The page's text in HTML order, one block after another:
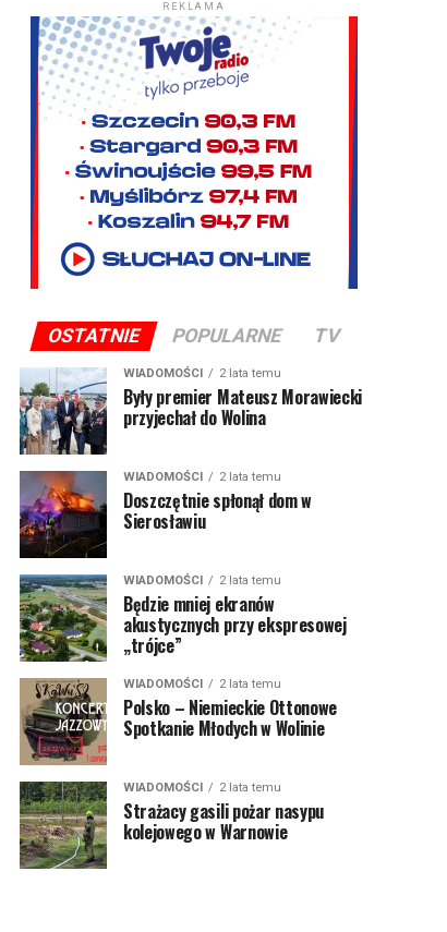
REKLAMA
OSTATNIE POPULARNE TV
WIADOMOŚCI 2 lata temu
Były premier Mateusz Morawiecki
przyjechał do Wolina
WIADOMOŚCI 2 lata temu
Doszczętnie spłonął dom w
Sierosławiu
WIADOMOŚCI 2 lata temu
Będzie mniej ekranów
akustycznych przy ekspresowej
„trójce”
WIADOMOŚCI 2 lata temu
Polsko – Niemieckie Ottonowe
Spotkanie Młodych w Wolinie
WIADOMOŚCI 2 lata temu
Strażacy gasili pożar nasypu
kolejowego w Warnowie